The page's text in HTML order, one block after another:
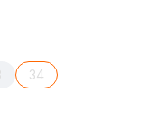
34